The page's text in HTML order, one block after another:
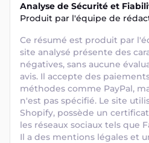
Analyse de Sécurité et
Produit par l'équipe de
Ce résumé est produit par
site analysé présente des
négatives, sans aucune
avis. Il accepte des
méthodes comme PayPal,
n'est pas spécifié. Le site
Shopify, possède un
les réseaux sociaux tels que
Il a des mentions légales et